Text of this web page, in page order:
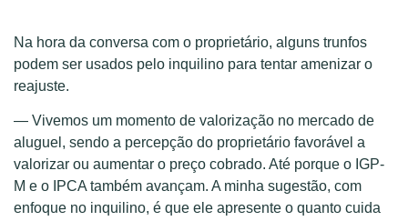
Na hora da conversa com o proprietário, alguns trunfos
podem ser usados pelo inquilino para tentar amenizar o
reajuste.
— Vivemos um momento de valorização no mercado de
aluguel, sendo a percepção do proprietário favorável a
valorizar ou aumentar o preço cobrado. Até porque o IGP-
M e o IPCA também avançam. A minha sugestão, com
enfoque no inquilino, é que ele apresente o quanto cuida